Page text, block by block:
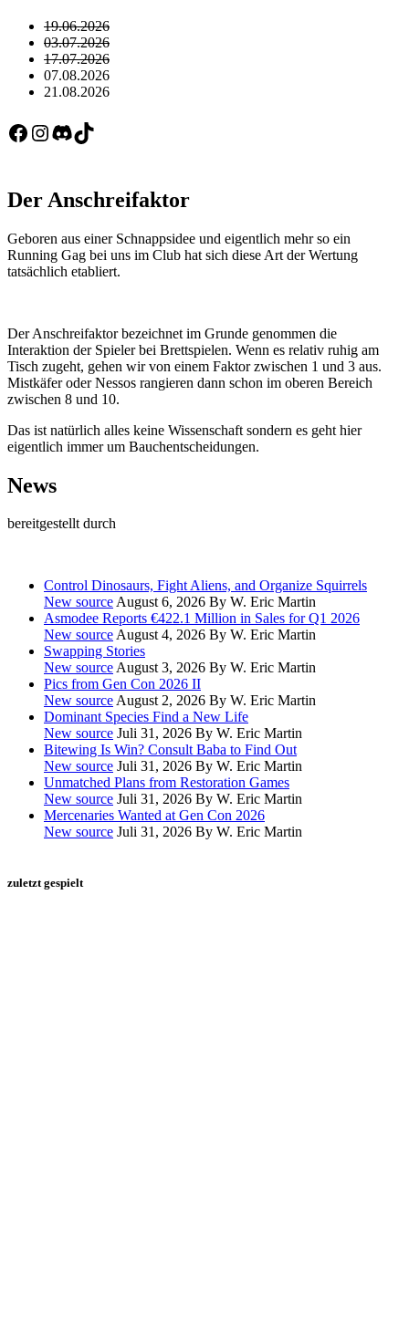
19.06.2026
03.07.2026
17.07.2026
07.08.2026
21.08.2026
Facebook
Instagram
Discord
TikTok
Der Anschreifaktor
Geboren aus einer Schnappsidee und eigentlich mehr so ein
Running Gag bei uns im Club hat sich diese Art der Wertung
tatsächlich etabliert.
Der Anschreifaktor bezeichnet im Grunde genommen die
Interaktion der Spieler bei Brettspielen. Wenn es relativ ruhig am
Tisch zugeht, gehen wir von einem Faktor zwischen 1 und 3 aus.
Mistkäfer oder Nessos rangieren dann schon im oberen Bereich
zwischen 8 und 10.
Das ist natürlich alles keine Wissenschaft sondern es geht hier
eigentlich immer um Bauchentscheidungen.
News
bereitgestellt durch
Control Dinosaurs, Fight Aliens, and Organize Squirrels
New sourceAugust 6, 2026 By W. Eric Martin
Asmodee Reports €422.1 Million in Sales for Q1 2026
New sourceAugust 4, 2026 By W. Eric Martin
Swapping Stories
New sourceAugust 3, 2026 By W. Eric Martin
Pics from Gen Con 2026 II
New sourceAugust 2, 2026 By W. Eric Martin
Dominant Species Find a New Life
New source Juli 31, 2026 By W. Eric Martin
Bitewing Is Win? Consult Baba to Find Out
New source Juli 31, 2026 By W. Eric Martin
Unmatched Plans from Restoration Games
New source Juli 31, 2026 By W. Eric Martin
Mercenaries Wanted at Gen Con 2026
New source Juli 31, 2026 By W. Eric Martin
zuletzt gespielt